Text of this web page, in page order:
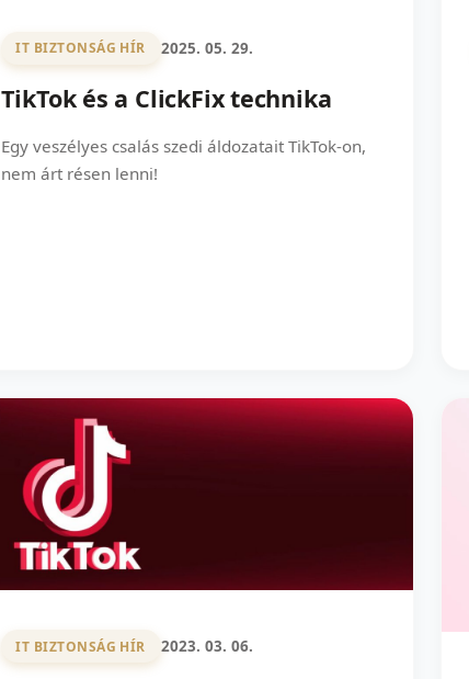
IT BIZTONSÁG HÍR 2025. 05. 29.
TikTok és a ClickFix technika
Egy veszélyes csalás szedi áldozatait TikTok-on,
nem árt résen lenni!
IT BIZTONSÁG HÍR 2023. 03. 06.